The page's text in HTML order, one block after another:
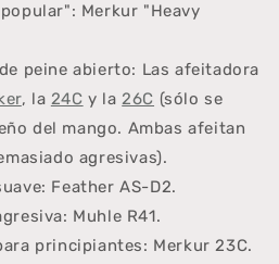
Merkur "Heavy
de peine abierto: Las afeitadora
, la 24C y la26C (sólo se
del mango. Ambas afeitan
agresivas).
Feather AS-D2.
Muhle R41.
principiantes: Merkur 23C.